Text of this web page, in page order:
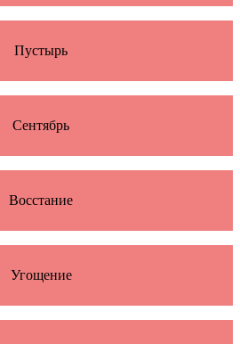
Пустырь
Сентябрь
Восстание
Угощение